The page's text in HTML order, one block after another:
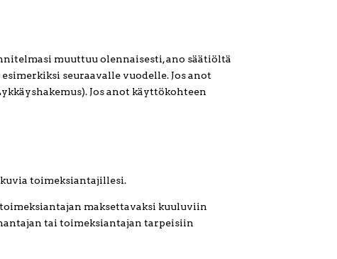
muuttuu olennaisesti, ano säätiöltä
seuraavalle vuodelle. Jos anot
Jos anot käyttökohteen
kuvia toimeksiantajillesi.
maksettavaksi kuuluviin
tai toimeksiantajan tarpeisiin